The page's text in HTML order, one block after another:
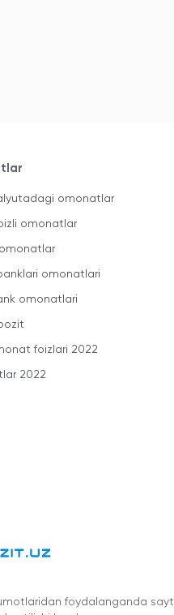
omonatlar
omonatlar
omonatlari
omonatlari
foizlari 2022
2022
foydalanganda sayt